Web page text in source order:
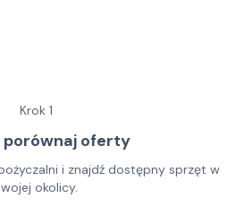
Krok 1
porównaj oferty
i znajdź dostępny sprzęt w
okolicy.